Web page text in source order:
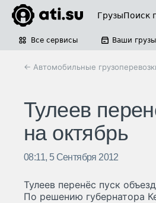
ГрузыПоиск
Все сервисы Ваши грузы
← Автомобильные
Тулеев
на октябрь
08:11, 5 Сентября 2012
Тулеев перенёс пуск
По решению губернатора